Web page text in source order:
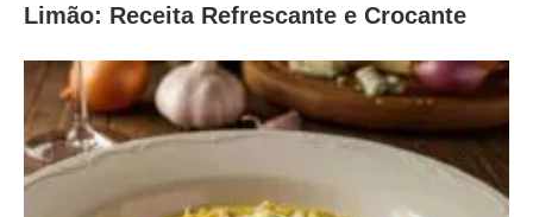
Limão: Receita Refrescante e Crocante